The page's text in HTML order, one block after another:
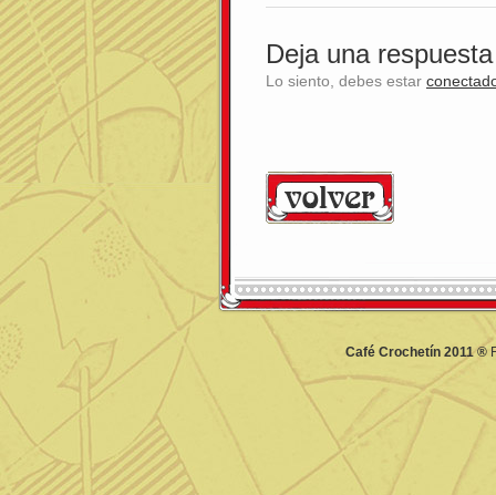
Deja una respuesta
Lo siento, debes estar
Café Crochetín 2011 ®